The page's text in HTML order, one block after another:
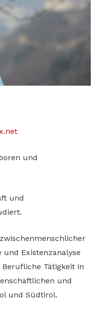
und
und
Existenzanalyse
Tätigkeit in
und
und Südtirol.